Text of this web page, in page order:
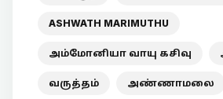
ASHWATH MARIMUTHU
அம்மோனியா வாயு கசிவு
வருத்தம் அண்ணாமலை